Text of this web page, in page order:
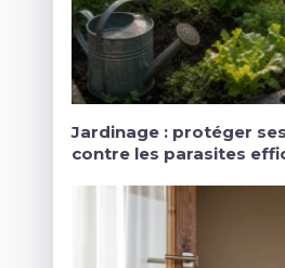
Jardinage : protéger
contre les parasites